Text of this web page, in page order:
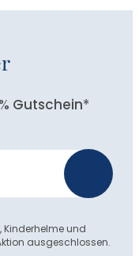
Gutschein*
Kinderhelme und
ausgeschlossen.